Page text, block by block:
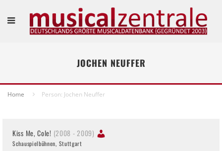
JOCHEN NEUFFER
Home Person: Jochen Neuffer
Kiss Me, Cole! (2008 - 2009)
Schauspielbühnen, Stuttgart